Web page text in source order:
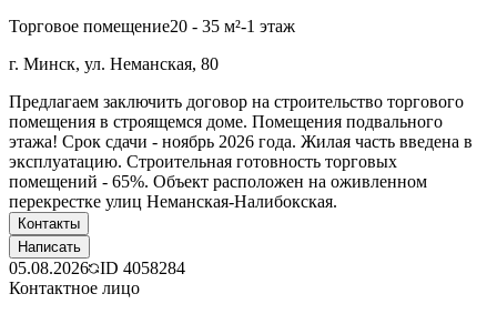
Торговое помещение20 - 35 м²-1 этаж
г. Минск, ул. Неманская, 80
Предлагаем заключить договор на строительство торгового
помещения в строящемся доме. Помещения подвального
этажа! Срок сдачи - ноябрь 2026 года. Жилая часть введена в
эксплуатацию. Строительная готовность торговых
помещений - 65%. Объект расположен на оживленном
перекрестке улиц Неманская-Налибокская.
Контакты
Написать
05.08.2026 ID 4058284
Контактное лицо